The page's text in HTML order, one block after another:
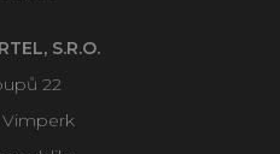
S.R.O.
22
Vimperk